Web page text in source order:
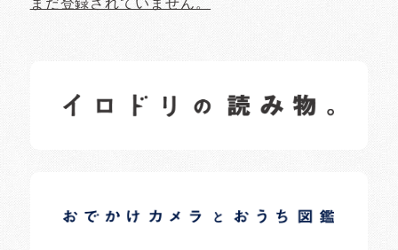
まだ登録されていません。
日常の様子など随時更新中です。
日常の様子など随時更新中です。